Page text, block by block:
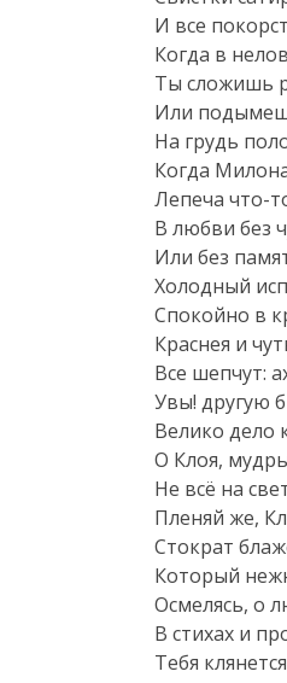
И все
Когда в
Ты сложишь
Или
На грудь
Когда
Лепеча что-
В любви без
Или без
Холодный
Спокойно в
Краснея и
Все шепчут:
Увы! другую
Велико дело
О Клоя,
Не всё на
Пленяй же,
Стократ
Который
Осмелясь, о
В стихах и
Тебя